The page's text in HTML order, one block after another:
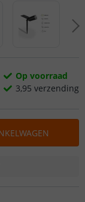
Op voorraad
3,95 verzending